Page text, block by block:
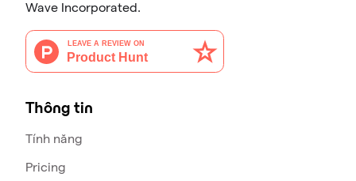
Wave Incorporated.
Thông tin
Tính năng
Pricing